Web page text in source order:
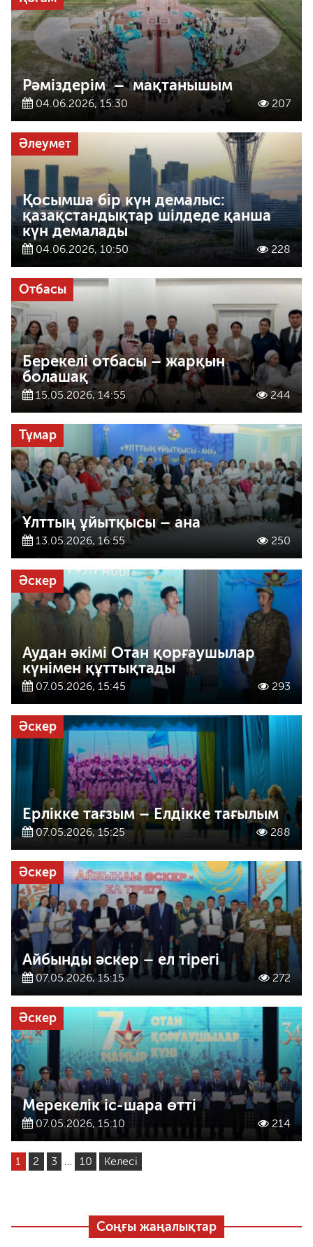
Рәміздерім – мақтанышым
04.06.2026, 15:30 207
Әлеумет
Қосымша бір күн демалыс:
қазақстандықтар шілдеде қанша
күн демалады
04.06.2026, 10:50 228
Отбасы
Берекелі отбасы – жарқын
болашақ
15.05.2026, 14:55 244
Тұмар
Ұлттың ұйытқысы – ана
13.05.2026, 16:55 250
Әскер
Аудан әкімі Отан қорғаушылар
күнімен құттықтады
07.05.2026, 15:45 293
Әскер
Ерлікке тағзым – Елдікке тағылым
07.05.2026, 15:25 288
Әскер
Айбынды әскер – ел тірегі
07.05.2026, 15:15 272
Әскер
Мерекелік іс-шара өтті
07.05.2026, 15:10 214
1 2 3 … 10 Келесі
Соңғы жаңалықтар